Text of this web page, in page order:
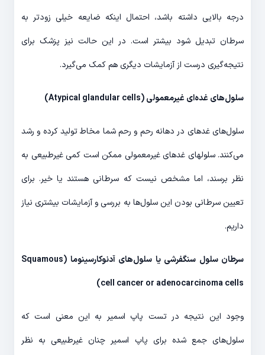
درجه بالایی داشته باشد، احتمال اینکه ضایعه خیلی زودتر به
سرطان تبدیل شود بیشتر است. در این حالت نیز پزشک برای
نتیجه‌گیری درست از آزمایشات دیگری هم کمک می‌گیرد.
سلول‌های غده‌ای غیرمعمولی (Atypical glandular cells
)
سلول‌های غده‎ای در دهانه رحم و رحم شما مخاط تولید کرده و رشد
می‌کنند. سلول‎های غده‎ای غیرمعمولی ممکن است کمی غیرطبیعی به
نظر برسند، اما مشخص نیست که سرطانی هستند یا خیر. برای
تعیین سرطانی بودن این سلول‌ها به بررسی و آزمایشات بیشتری نیاز
داریم.
سرطان سلول سنگفرشی یا سلول‌‌های آدنوکارسینوما (Squamous
cell cancer or adenocarcinoma cells
)
وجود این نتیجه در تست پاپ اسمیر به این معنی است که
سلول‌های جمع شده برای پاپ اسمیر چنان غیرطبیعی به نظر